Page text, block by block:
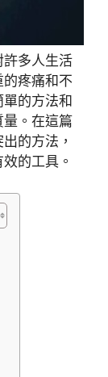
多人生活
疼痛和不
的方法和
。在這篇
的方法，
的工具。